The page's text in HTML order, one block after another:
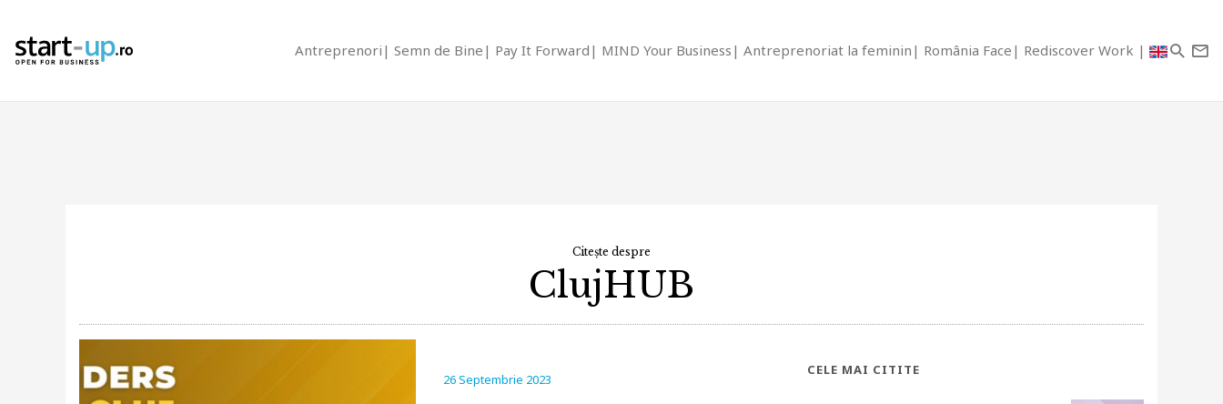
Antreprenori Semn de Bine Pay It Forward MIND Your Business Antreprenoriat la feminin România Face Rediscover Work
Citește despre
ClujHUB
26 Septembrie 2023
CELE MAI CITITE